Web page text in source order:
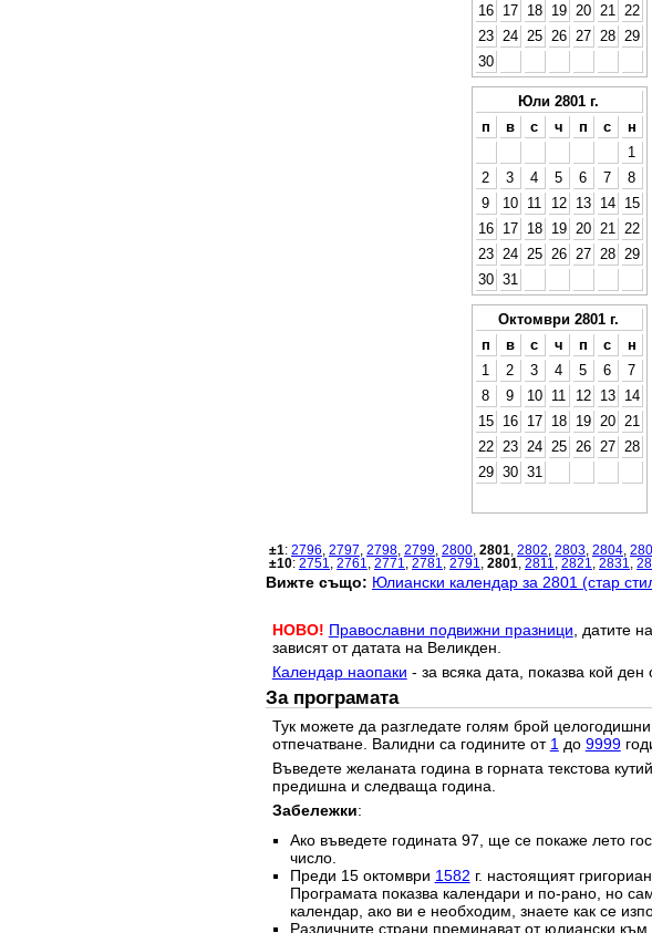
16
17 18 19 20 21
22
23
24 25 26 27 28
29
30
Юли 2801 г.
п
в с ч п с
н
1
2
3 4 5 6 7
8
9
10 11 12 13 14
15
16
17 18 19 20 21
22
23
24 25 26 27 28
29
30 31
Октомври 2801 г.
п
в с ч п с
н
1
2 3 4 5 6
7
8
9 10 11 12 13
14
15
16 17 18 19 20
21
22
23 24 25 26 27
28
29 30 31
±1: 2796 2797 2798 2799 2800 2801 2802 2803 2804
±10: 2751 2761 2771 2781 2791 2801 2811 2821 2831
Вижте също: Юлиански календар за 2801 (стар
НОВО! Православни подвижни празници , датите
зависят от датата на Великден.
Календар наопаки - за всяка дата, показва кой
За програмата
Тук можете да разгледате голям брой
отпечатване. Валидни са годините от 1до 9999
Въведете желаната година в горната текстова
предишна и следваща година.
Забележки:
Ако въведете годината 97, ще се покаже лето
число.
Преди 15 октомври 1582 г. настоящият
Програмата показва календари и по-рано, но
календар, ако ви е необходим, знаете как се
Различните страни преминават от юлиански